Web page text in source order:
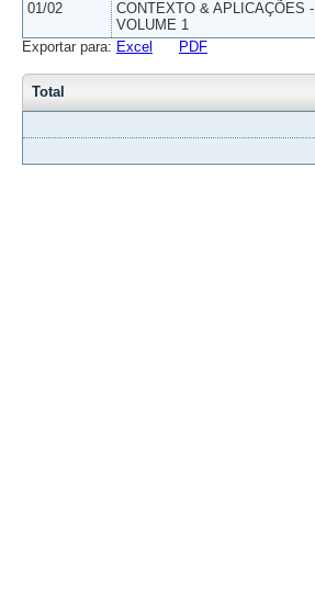
01/02
CONTEXTO & APLICAÇÕES -
VOLUME 1
Exportar para: Excel PDF
Total